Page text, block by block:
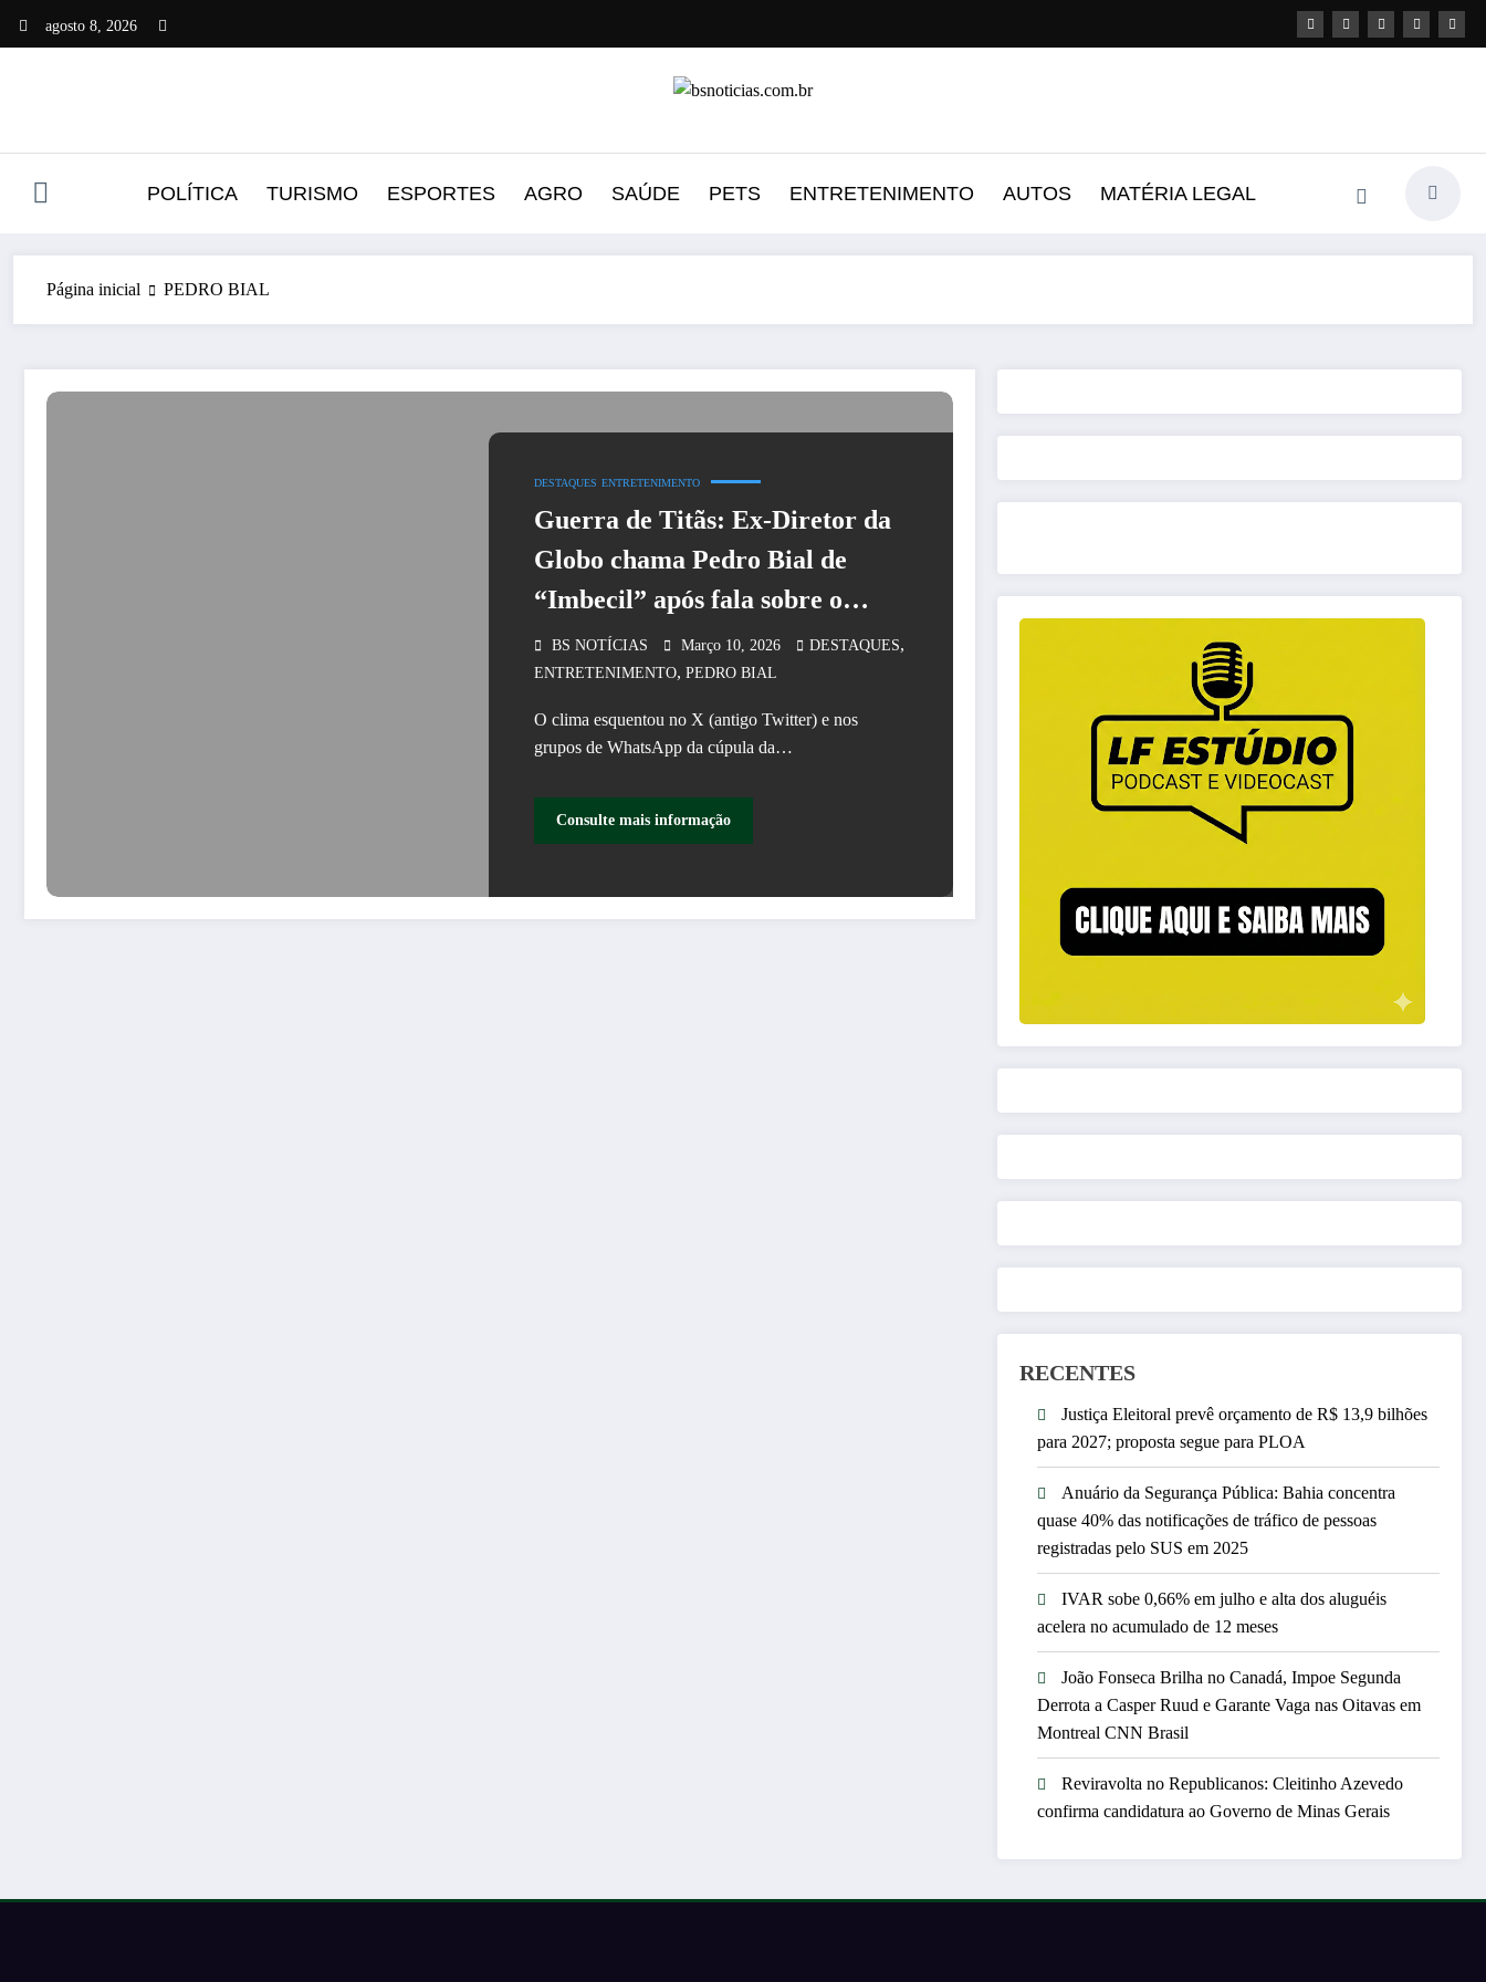
agosto 8, 2026
POLÍTICA TURISMO ESPORTES AGRO SAÚDE PETS ENTRETENIMENTO AUTOS MATÉRIA LEGAL
Página inicial PEDRO BIAL
DESTAQUES ENTRETENIMENTO
Guerra de Titãs: Ex-Diretor da
Globo chama Pedro Bial de
“Imbecil” após fala sobre o
Flamengo
BS NOTÍCIAS Março 10, 2026 DESTAQUES,
ENTRETENIMENTO, PEDRO BIAL
O clima esquentou no X (antigo Twitter) e nos
grupos de WhatsApp da cúpula da…
Consulte mais informação
RECENTES
Justiça Eleitoral prevê orçamento de R$ 13,9 bilhões
para 2027; proposta segue para PLOA
Anuário da Segurança Pública: Bahia concentra
quase 40% das notificações de tráfico de pessoas
registradas pelo SUS em 2025
IVAR sobe 0,66% em julho e alta dos aluguéis
acelera no acumulado de 12 meses
João Fonseca Brilha no Canadá, Impoe Segunda
Derrota a Casper Ruud e Garante Vaga nas Oitavas em
Montreal CNN Brasil
Reviravolta no Republicanos: Cleitinho Azevedo
confirma candidatura ao Governo de Minas Gerais